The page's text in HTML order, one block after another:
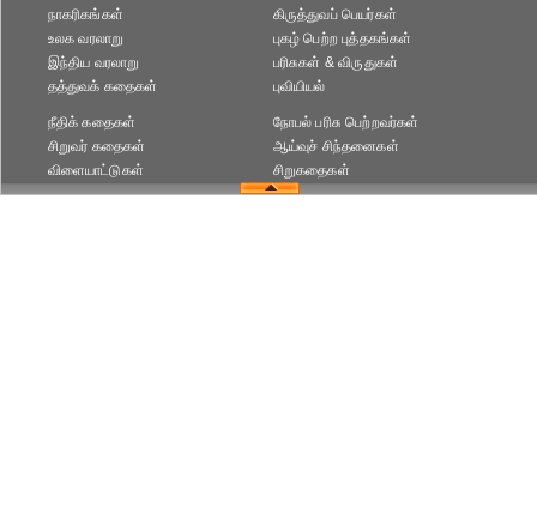
நாகரிகங்கள்
கிருத்துவப் பெயர்கள்
உலக வரலாறு
இந்திய வரலாறு
தத்துவக் கதைகள்
புகழ் பெற்ற புத்தகங்கள்
பரிசுகள் & விருதுகள்
புவியியல்
நீதிக் கதைகள்
சிறுவர் கதைகள்
விளையாட்டுகள்
நோபல் பரிசு‎ பெற்றவர்‎கள்
ஆய்வுச் சிந்தனைகள்
சிறுகதைகள்